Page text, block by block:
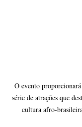
O evento
série de atrações que
cultura afro-